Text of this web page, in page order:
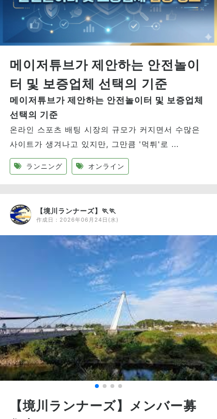
메이저튜브가 제안하는 안전놀이
터 및 보증업체 선택의 기준
메이저튜브가 제안하는 안전놀이터 및 보증업체
선택의 기준
온라인 스포츠 배팅 시장의 규모가 커지면서 수많은
사이트가 생겨나고 있지만, 그만큼 '먹튀'로 ...
ランニング オンライン
【境川ランナーズ】🏃🏃‍
作成日： 2026年06月24日(水)
【境川ランナーズ】メンバー募